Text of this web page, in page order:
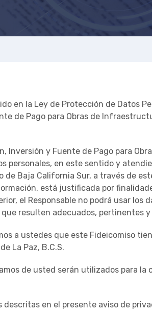
en la Ley de Protección de Datos
de Pago para Obras de
Inversión y Fuente de Pago para
personales, en este sentido y
de Baja California Sur, a través de
está justificada por
el Responsable no podrá usar
resulten adecuados, pertinentes
a ustedes que este Fideicomiso
La Paz, B.C.S.
de usted serán utilizados para
descritas en el presente aviso de